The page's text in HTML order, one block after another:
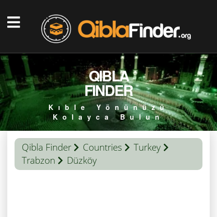
QIBLA
FINDER
Kıble Yönünüzü
Kolayca Bulun
Qibla Finder Countries
Turkey
Trabzon
Düzköy